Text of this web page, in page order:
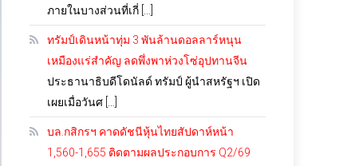
ภายในบางส่วนที่เกี่ […]
ทรัมป์เดินหน้าทุ่ม 3 พันล้านดอลลาร์หนุน
เหมืองแร่สำคัญ ลดพึ่งพาห่วงโซ่อุปทานจีน
ประธานาธิบดีโดนัลด์ ทรัมป์ ผู้นำสหรัฐฯ เปิด
เผยเมื่อวันศ […]
บล.กสิกรฯ คาดดัชนีหุ้นไทยสัปดาห์หน้า
1,560-1,655 ติดตามผลประกอบการ Q2/69